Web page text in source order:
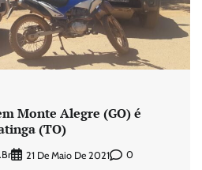
Monte Alegre (GO) é
(TO)
21 De Maio De 2021 0